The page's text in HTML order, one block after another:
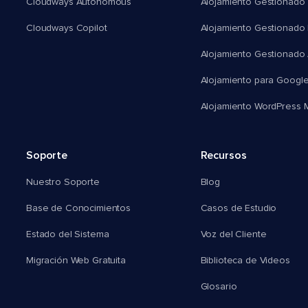
Cloudways Autonomous
Cloudways Copilot
Alojamiento Gestionado
Alojamiento Gestionado
Alojamiento Gestionado
Alojamiento para
Alojamiento WordPress
Soporte
Nuestro Soporte
Base de Conocimientos
Estado del Sistema
Migración Web Gratuita
Recursos
Blog
Casos de Estudio
Voz del Cliente
Biblioteca de Videos
Glosario